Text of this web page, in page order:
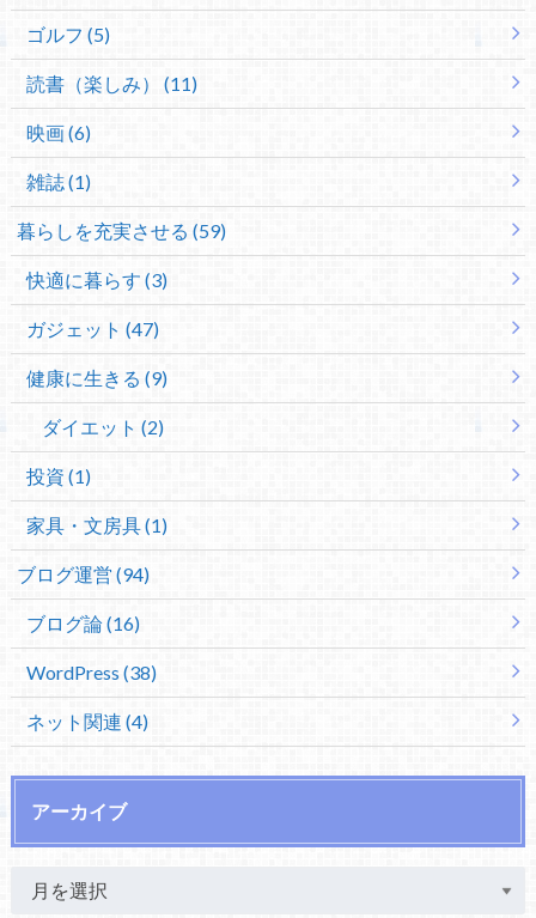
ゴルフ (5)
読書（楽しみ） (11)
映画 (6)
雑誌 (1)
暮らしを充実させる (59)
快適に暮らす (3)
ガジェット (47)
健康に生きる (9)
ダイエット (2)
投資 (1)
家具・文房具 (1)
ブログ運営 (94)
ブログ論 (16)
WordPress (38)
ネット関連 (4)
アーカイブ